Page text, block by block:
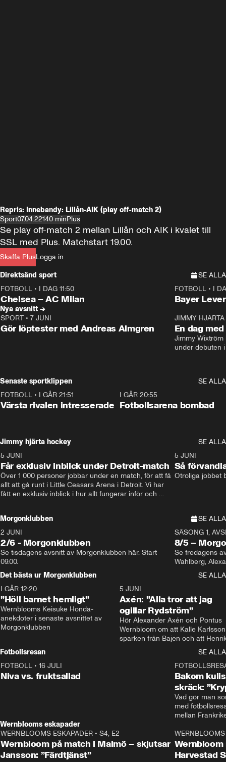
Repris: Innebandy: Lillån-AIK (play off-match 2)
Sport07.04.22140 minPlus
Skaffa PlusLogga in
Se play off-match 2 mellan Lillån och AIK i kvalet till
SSL med Plus. Matchstart 19.00.
Direktsänd sport
SE ALLA
Plus
FOTBOLL • I DAG 11:50
Chelsea – AC Milan
Plus
FOTBOLL• I
Bayer
Nya avsnitt →
SPORT • 7 JUNI
Gör löptester med Andreas Almgren
JIMMY
En dag
Jimmy
under debuten
Senaste sportklippen
SE ALLA
FOTBOLL • I GÅR 21:51
Värsta rivalen intresserade
I GÅR 20:55
Fotbollsarena bombad
Jimmy hjärta hockey
SE ALLA
5 JUNI
Får exklusiv inblick under Detroit-match
Över 1 000 personer jobbar under en match, för att få
allt att gå runt i Little Ceasars Arena i Detroit. Vi har
fått en exklusiv inblick i hur allt fungerar inför och
5 JUNI
Så
Otroliga jobbet
Morgonklubben
SE ALLA
2 JUNI
2/6 - Morgonklubben
Se tisdagens avsnitt av Morgonklubben här. Start
SÄSONG 1,
8/5 –
Se fredagens
Det bästa ur Morgonklubben
SE ALLA
I GÅR 12:20
”Höll barnet hemligt”
Wernblooms Keisuke Honda-
anekdoter i senaste avsnittet av
Morgonklubben
5 JUNI
Axén: ”Alla tror att jag
ogillar Rydström”
Hör Alexander Axén och Pontus
Wernbloom om att Kalle
sparken från Bajen och att
Fotbollsresan
SE ALLA
FOTBOLL • 16 JULI
Niva vs. fruktsallad
Bakom
skräck:
Vad gör man
med
Wernblooms eskapader
WERNBLOOMS ESKAPADER • S4, E2
Wernbloom på match i Malmö – skjutsar
Jansson: ”Färdtjänst”
Harvestad